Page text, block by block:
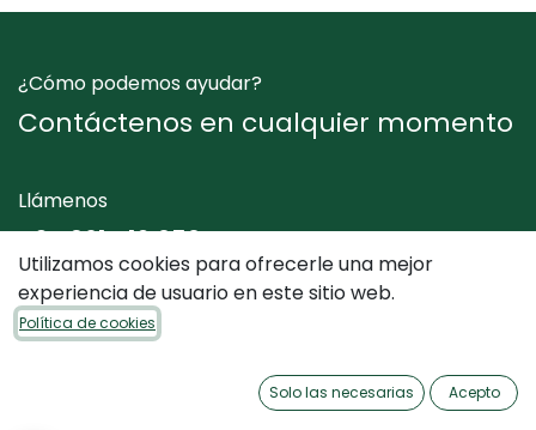
¿Cómo podemos ayudar?
Contáctenos en cualquier momento
Llámenos
+34 961 412 050
Envíenos un mensaje
Utilizamos cookies para ofrecerle una mejor
experiencia de usuario en este sitio web.
Política de cookies
Solo las necesarias Acepto